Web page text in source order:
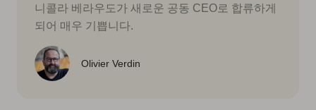
니콜라 베라우도가 새로운 공동 CEO로 합류하게
되어 매우 기쁩니다.
Olivier Verdin